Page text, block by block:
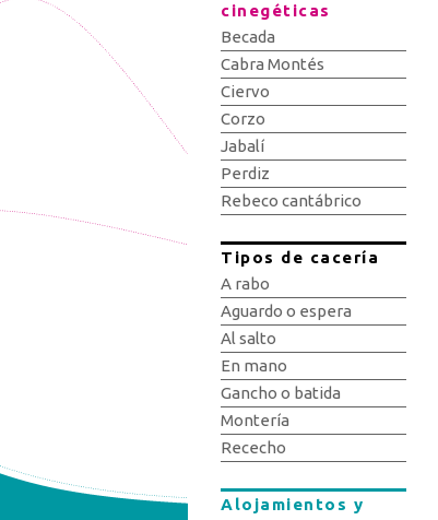
cinegéticas
Becada
Cabra Montés
Ciervo
Corzo
Jabalí
Perdiz
Rebeco cantábrico
Tipos de cacería
A rabo
Aguardo o espera
Al salto
En mano
Gancho o batida
Montería
Rececho
Alojamientos y